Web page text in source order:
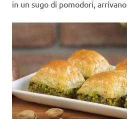
in un sugo di pomodori, arrivano